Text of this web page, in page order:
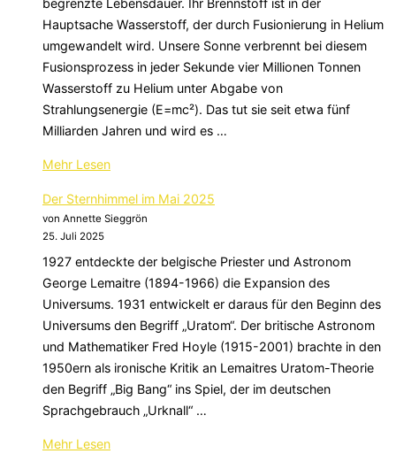
begrenzte Lebensdauer. Ihr Brennstoff ist in der
Hauptsache Wasserstoff, der durch Fusionierung in Helium
umgewandelt wird. Unsere Sonne verbrennt bei diesem
Fusionsprozess in jeder Sekunde vier Millionen Tonnen
Wasserstoff zu Helium unter Abgabe von
Strahlungsenergie (E=mc²). Das tut sie seit etwa fünf
Milliarden Jahren und wird es …
Mehr über
Sternhimmel
im
2025“
Lesen
Der Sternhimmel im Mai 2025
von Annette Sieggrön
25. Juli 2025
1927 entdeckte der belgische Priester und Astronom
George Lemaitre (1894-1966) die Expansion des
Universums. 1931 entwickelt er daraus für den Beginn des
Universums den Begriff „Uratom“. Der britische Astronom
und Mathematiker Fred Hoyle (1915-2001) brachte in den
1950ern als ironische Kritik an Lemaitres Uratom-Theorie
den Begriff „Big Bang“ ins Spiel, der im deutschen
Sprachgebrauch „Urknall“ …
Mehr über
Lesen